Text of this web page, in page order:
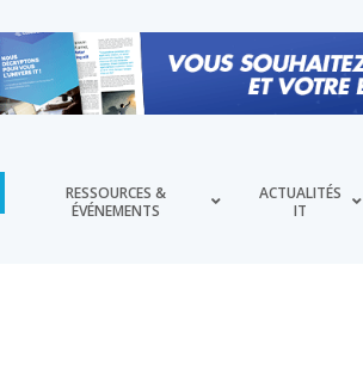
RESSOURCES &
ÉVÉNEMENTS
ACTUALITÉS
IT